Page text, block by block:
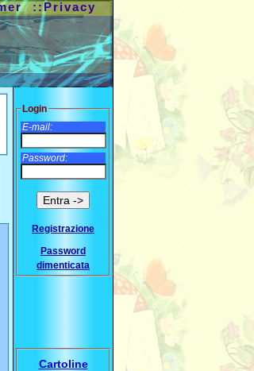
Login
E-mail:
Password:
Registrazione
Password
dimenticata
Cartoline
::Privacy